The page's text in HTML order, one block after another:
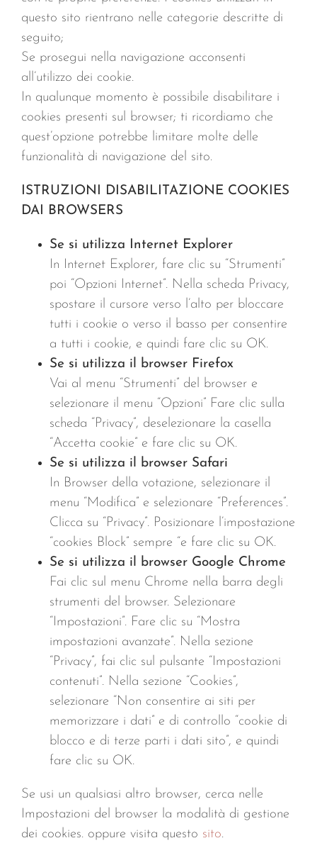
questo sito rientrano nelle categorie descritte di
seguito;
Se prosegui nella navigazione acconsenti
all’utilizzo dei cookie.
In qualunque momento è possibile disabilitare i
cookies presenti sul browser; ti ricordiamo che
quest’opzione potrebbe limitare molte delle
funzionalità di navigazione del sito.
ISTRUZIONI DISABILITAZIONE COOKIES
DAI BROWSERS
Se si utilizza Internet Explorer
In Internet Explorer, fare clic su “Strumenti”
poi “Opzioni Internet”. Nella scheda Privacy,
spostare il cursore verso l’alto per bloccare
tutti i cookie o verso il basso per consentire
a tutti i cookie, e quindi fare clic su OK.
Se si utilizza il browser Firefox
Vai al menu “Strumenti” del browser e
selezionare il menu “Opzioni” Fare clic sulla
scheda “Privacy”, deselezionare la casella
“Accetta cookie” e fare clic su OK.
Se si utilizza il browser Safari
In Browser della votazione, selezionare il
menu “Modifica” e selezionare “Preferences”.
Clicca su “Privacy”. Posizionare l’impostazione
“cookies Block” sempre “e fare clic su OK.
Se si utilizza il browser Google Chrome
Fai clic sul menu Chrome nella barra degli
strumenti del browser. Selezionare
“Impostazioni”. Fare clic su “Mostra
impostazioni avanzate”. Nella sezione
“Privacy”, fai clic sul pulsante “Impostazioni
contenuti”. Nella sezione “Cookies”,
selezionare “Non consentire ai siti per
memorizzare i dati” e di controllo “cookie di
blocco e di terze parti i dati sito”, e quindi
fare clic su OK.
Se usi un qualsiasi altro browser, cerca nelle
Impostazioni del browser la modalità di gestione
dei cookies. oppure visita questo sito.